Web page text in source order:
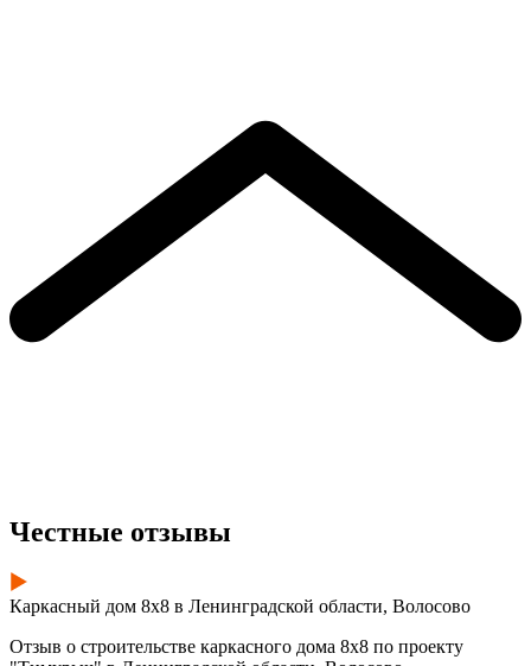
Честные отзывы
Каркасный дом 8х8 в Ленинградской области, Волосово
Отзыв о строительстве каркасного дома 8х8 по проекту